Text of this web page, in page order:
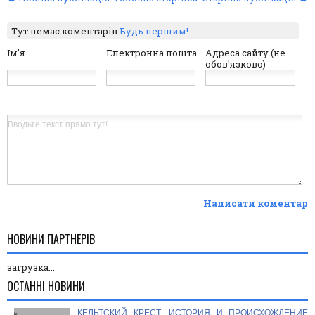
Тут немає коментарівБудь першим!
Ім'я
Електронна пошта
Адреса сайту (не
обов'язково)
Написати коментар
НОВИНИ ПАРТНЕРІВ
загрузка...
ОСТАННІ НОВИНИ